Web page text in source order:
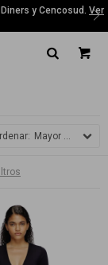
y Cencosud. Ver
Mayor precio